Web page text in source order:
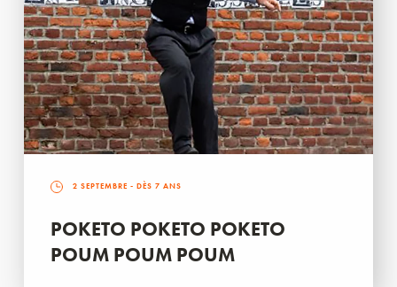
2 SEPTEMBRE - DÈS 7 ANS
POKETO POKETO POKETO
POUM POUM POUM